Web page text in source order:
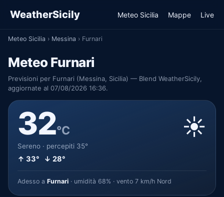
WeatherSicily Meteo Sicilia Mappe Live
Meteo Sicilia › Messina › Furnari
Meteo Furnari
Previsioni per Furnari (Messina, Sicilia) — Blend WeatherSicily,
aggiornate al 07/08/2026 16:36.
32°C
Sereno · percepiti 35°
↑ 33° ↓ 28°
☀️
Adesso a Furnari · umidità 68% · vento 7 km/h Nord